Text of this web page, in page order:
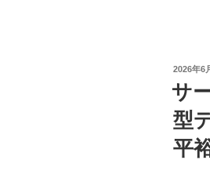
投
日:
2026年6
サ
型
平